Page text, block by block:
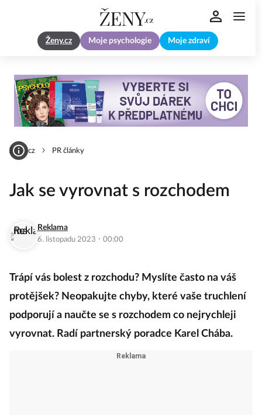
Ženy.cz Moje psychologie Moje zdraví
Zeny.cz PR články
Jak se vyrovnat s rozchodem
Reklama
6. listopadu 2023 · 00:00
Trápí vás bolest z rozchodu? Myslíte často na váš
protějšek? Neopakujte chyby, které vaše truchlení
podporují a naučte se s rozchodem co nejrychleji
vyrovnat. Radí partnerský poradce Karel Chába.